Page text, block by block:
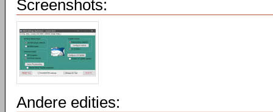
Screenshots:
Andere edities: